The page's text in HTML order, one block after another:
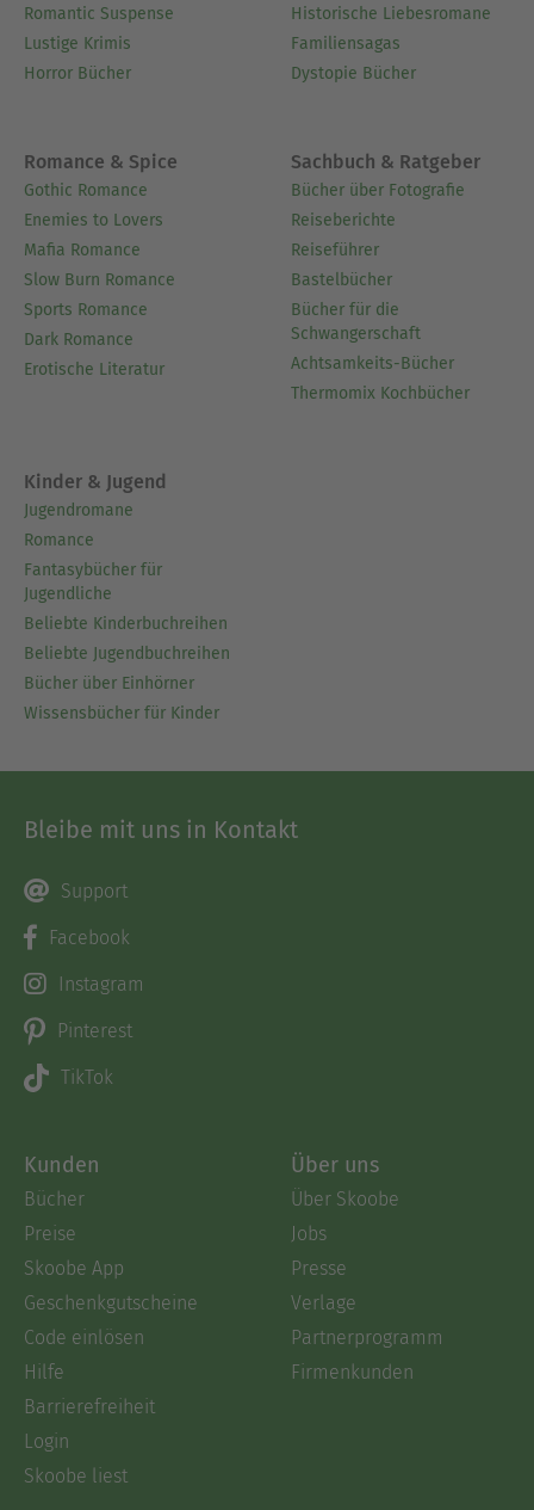
Romantic Suspense
Lustige Krimis
Horror Bücher
Historische Liebesromane
Familiensagas
Dystopie Bücher
Romance & Spice
Gothic Romance
Enemies to Lovers
Mafia Romance
Slow Burn Romance
Sports Romance
Dark Romance
Erotische Literatur
Sachbuch & Ratgeber
Bücher über Fotografie
Reiseberichte
Reiseführer
Bastelbücher
Bücher für die
Schwangerschaft
Achtsamkeits-Bücher
Thermomix Kochbücher
Kinder & Jugend
Jugendromane
Romance
Fantasybücher für
Jugendliche
Beliebte Kinderbuchreihen
Beliebte Jugendbuchreihen
Bücher über Einhörner
Wissensbücher für Kinder
Bleibe mit uns in Kontakt
Support
Facebook
Instagram
Pinterest
TikTok
Kunden
Bücher
Preise
Skoobe App
Geschenkgutscheine
Code einlösen
Hilfe
Barrierefreiheit
Login
Skoobe liest
Über uns
Über Skoobe
Jobs
Presse
Verlage
Partnerprogramm
Firmenkunden